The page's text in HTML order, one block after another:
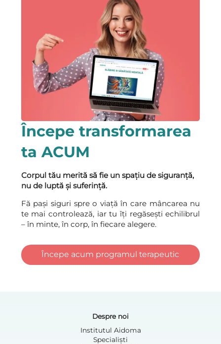
Începe transformarea
ta ACUM
Corpul tău merită să fie un spațiu de siguranță,
nu de luptă și suferință.
Fă pași siguri spre o viață în care mâncarea nu
te mai controlează, iar tu îți regăsești echilibrul
– în minte, în corp, în fiecare alegere.
Începe acum programul terapeutic
Despre noi
Institutul Aidoma
Specialiști